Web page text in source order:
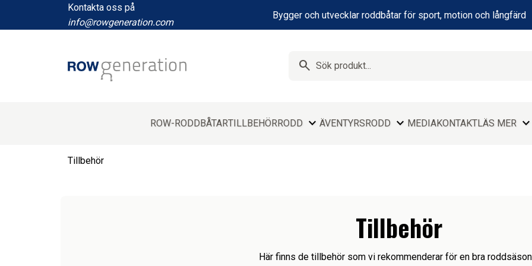
Kontakta oss på
info@rowgeneration.com
Bygger och utvecklar roddbåtar för sport, motion och långfärd
search
ROW-RODDBÅTARTILLBEHÖRRODD expand_more ÄVENTYRSRODD expand_more MEDIAKONTAKTLÄS MER expand_more
Tillbehör
Tillbehör
Här finns de tillbehör som vi rekommenderar för en bra